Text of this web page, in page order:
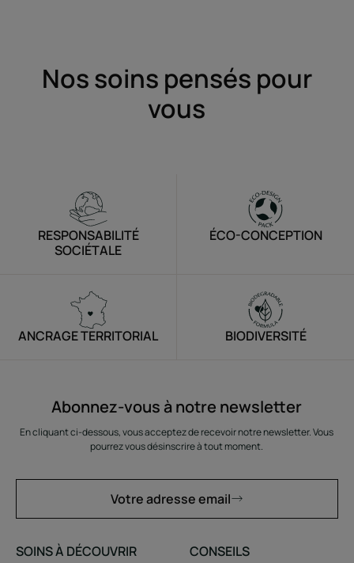
Nos soins pensés pour
vous
RESPONSABILITÉ
SOCIÉTALE
ÉCO-CONCEPTION
ANCRAGE TERRITORIAL BIODIVERSITÉ
Abonnez-vous à notre newsletter
En cliquant ci-dessous, vous acceptez de recevoir notre newsletter. Vous
pourrez vous désinscrire à tout moment.
Votre adresse email
SOINS À DÉCOUVRIR
CONSEILS